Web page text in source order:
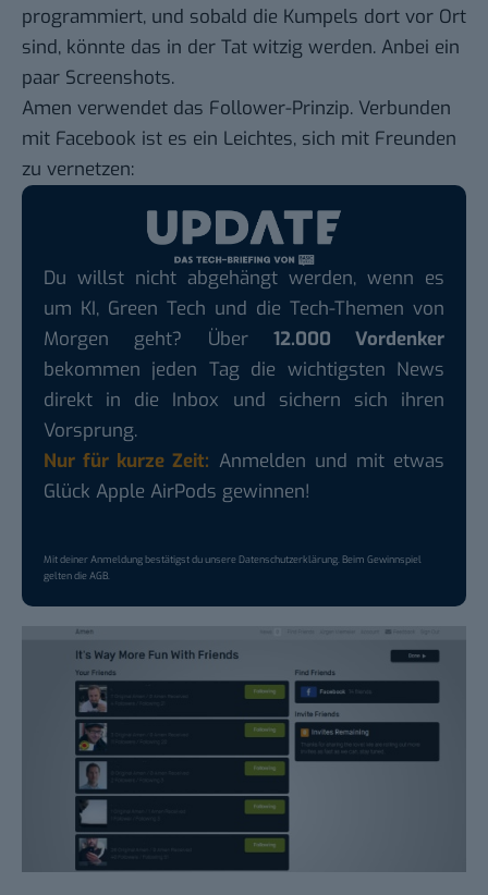
programmiert, und sobald die Kumpels dort vor Ort
sind, könnte das in der Tat witzig werden. Anbei ein
paar Screenshots.
Amen verwendet das Follower-Prinzip. Verbunden
mit Facebook ist es ein Leichtes, sich mit Freunden
zu vernetzen:
Du willst nicht abgehängt werden, wenn es
um KI, Green Tech und die Tech-Themen von
Morgen geht? Über 12.000 Vordenker
bekommen jeden Tag die wichtigsten News
direkt in die Inbox und sichern sich ihren
Vorsprung.
Nur für kurze Zeit: Anmelden und mit etwas
Glück Apple AirPods gewinnen!
Mit deiner Anmeldung bestätigst du unsereDatenschutzerklärung. Beim Gewinnspiel
gelten dieAGB.